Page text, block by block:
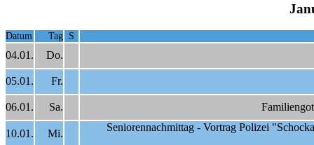
Datum Tag S
04.01. Do.
05.01. Fr.
06.01. Sa.
10.01. Mi.
Seniorennachmittag - Vortrag Polizei